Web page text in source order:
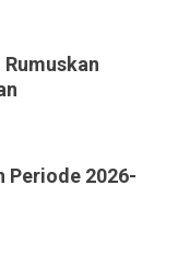
Periode 2026-